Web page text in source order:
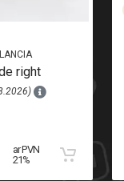
right
ar PVN
21%